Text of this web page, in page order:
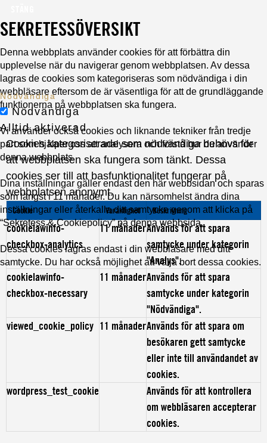
SEKRETESSÖVERSIKT
Denna webbplats använder cookies för att förbättra din
upplevelse när du navigerar genom webbplatsen. Av dessa
lagras de cookies som kategoriseras som nödvändiga i din
webbläsare eftersom de är väsentliga för att de grundläggande
funktionerna på webbplatsen ska fungera.
Vi använder också cookies och liknande tekniker från tredje
part som hjälper oss att analysera och förstå hur du använder
denna webbplats.
Dina inställningar gäller endast den här webbsidan och sparas
som längst i 11 månader. Du kan närsomhelst ändra dina
inställningar eller återkalla ditt samtycke genom att klicka på
“Sekretess & Cookiepolicy” på denna webbsida.
Dessa cookies lagras endast i din webbläsare med ditt
samtycke. Du har också möjlighet att välja bort dessa cookies.
Nödvändiga
Nödvändiga
Alltid aktiverad
Cookies kategoriserade som nödvändiga behövs för
att webbplatsen ska fungera som tänkt. Dessa
cookies ser till att basfunktionalitet fungerar på
webbplatsen anonymt.
Cookie Varaktighet Beskrivning
cookielawinfo-
checkbox-analytics
11 månaderAnvänds för att spara
samtycke under kategorin
"Analys".
cookielawinfo-
checkbox-necessary
11 månaderAnvänds för att spara
samtycke under kategorin
"Nödvändiga".
viewed_cookie_policy 11 månaderAnvänds för att spara om
besökaren gett samtycke
eller inte till användandet av
cookies.
wordpress_test_cookie
Används för att kontrollera
om webbläsaren accepterar
cookies.